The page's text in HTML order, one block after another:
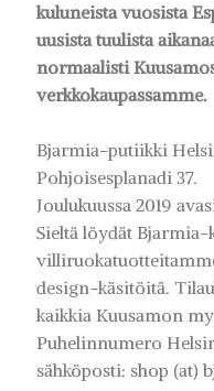
kuluneista vuosista
uusista tuulista
normaalisti
verkkokaupassamme.
Bjarmia-putiikki
Pohjoisesplanadi 37.
Joulukuussa 2019
Sieltä löydät Bjarmia-
design-käsitöitä.
kaikkia Kuusamon
Puhelinnumero
sähköposti: shop (at)